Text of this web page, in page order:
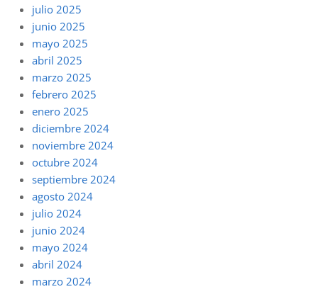
julio 2025
junio 2025
mayo 2025
abril 2025
marzo 2025
febrero 2025
enero 2025
diciembre 2024
noviembre 2024
octubre 2024
septiembre 2024
agosto 2024
julio 2024
junio 2024
mayo 2024
abril 2024
marzo 2024